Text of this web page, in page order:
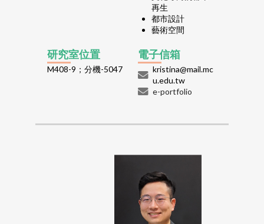
再生
都市設計
藝術空間
研究室位置
M408-9；分機-5047
電子信箱
kristina@mail.mc
u.edu.tw
e-portfolio